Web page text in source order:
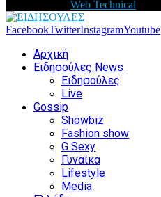
Web Technical
FacebookTwitterInstagramYoutube
Αρχική
Ειδησούλες News
Ειδησούλες
Live
Gossip
Showbiz
Fashion show
G Sexy
Γυναίκα
Lifestyle
Media